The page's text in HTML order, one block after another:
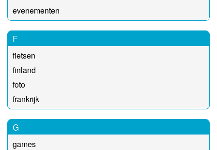
evenementen
F
fietsen
finland
foto
frankrijk
G
games